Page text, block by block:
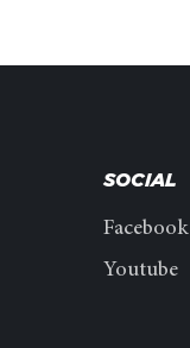
SOCIAL
Facebook
Youtube